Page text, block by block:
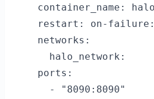
    container_name: halo
restart: on-
    networks:
      halo_network:
    ports:
      - "8090:8090"